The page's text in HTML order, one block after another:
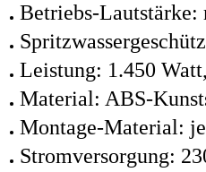
Betriebs-Lautstärke:
Leistung: 1.450
Material: ABS-
Montage-Material:
Stromversorgung: